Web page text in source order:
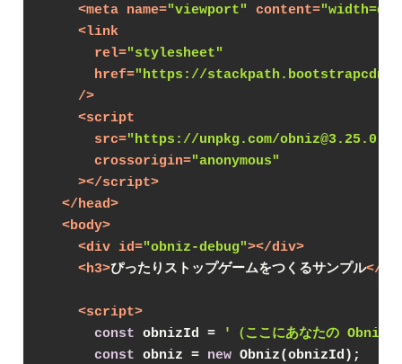
<meta name="viewport" content=
<link
rel="stylesheet"
href="https://
    />
<script
src="https://unpkg.com/obniz@3.25.0-
crossorigin="anonymous"
    >
</script>
</ head>
<body>
<div id="obniz-debug"></div>
<h3>ぴったりストップゲームをつくるサンプル</
<script>
const obnizId =
'（ここにあなたの Obniz
const obniz = new Obniz(obnizId);